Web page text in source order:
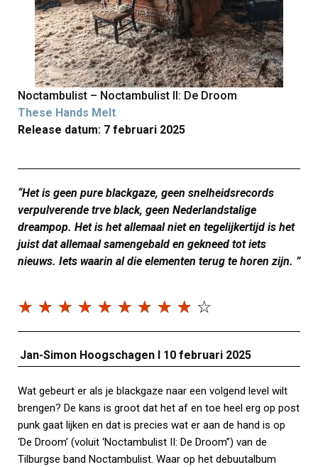
Noctambulist – Noctambulist II: De Droom
These Hands Melt
Release datum: 7 februari 2025
“Het is geen pure blackgaze, geen snelheidsrecords
verpulverende trve black, geen Nederlandstalige
dreampop. Het is het allemaal niet en tegelijkertijd is het
juist dat allemaal samengebald en gekneed tot iets
nieuws. Iets waarin al die elementen terug te horen zijn. ”
☆ ☆ ☆ ☆ ☆ ☆ ☆ ☆ ☆ ☆
Jan-Simon Hoogschagen I 10 februari 2025
Wat gebeurt er als je blackgaze naar een volgend level wilt
brengen? De kans is groot dat het af en toe heel erg op post
punk gaat lijken en dat is precies wat er aan de hand is op
‘De Droom’ (voluit ‘Noctambulist II: De Droom”) van de
Tilburgse band Noctambulist. Waar op het debuutalbum